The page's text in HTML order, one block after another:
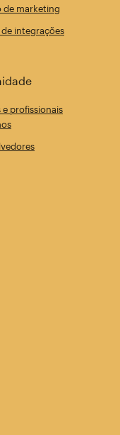
de marketing
integrações
e profissionais